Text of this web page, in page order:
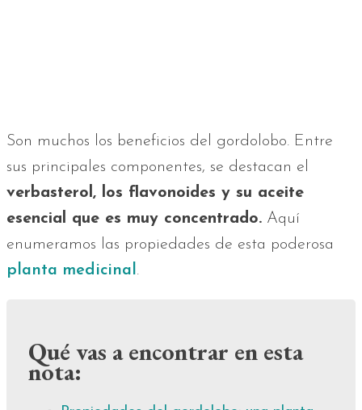
Son muchos los beneficios del gordolobo. Entre
sus principales componentes, se destacan el
verbasterol, los flavonoides y su aceite
esencial que es muy concentrado. Aquí
enumeramos las propiedades de esta poderosa
planta medicinal.
Qué vas a encontrar en esta
nota: